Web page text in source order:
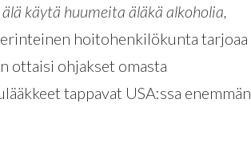
käytä huumeita äläkä alkoholia,
hoitohenkilökunta tarjoaa
ottaisi ohjakset omasta
tappavat USA:ssa enemmän